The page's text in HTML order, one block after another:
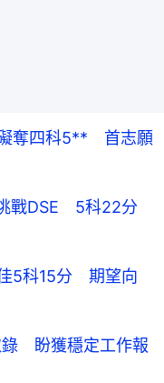
礙奪四科5** 首志願
戰DSE 5科22分
5科15分 期望向
錄 盼獲穩定工作報